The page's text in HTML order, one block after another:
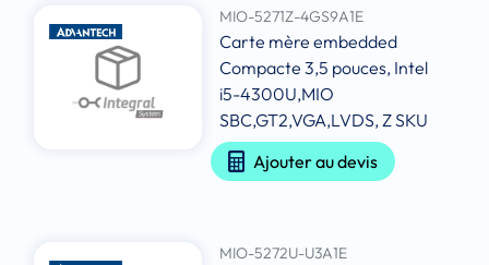
MIO-5271Z-4GS9A1E
Carte mère embedded
Compacte 3,5 pouces, Intel
i5-4300U,MIO
SBC,GT2,VGA,LVDS, Z SKU
Ajouter au devis
MIO-5272U-U3A1E